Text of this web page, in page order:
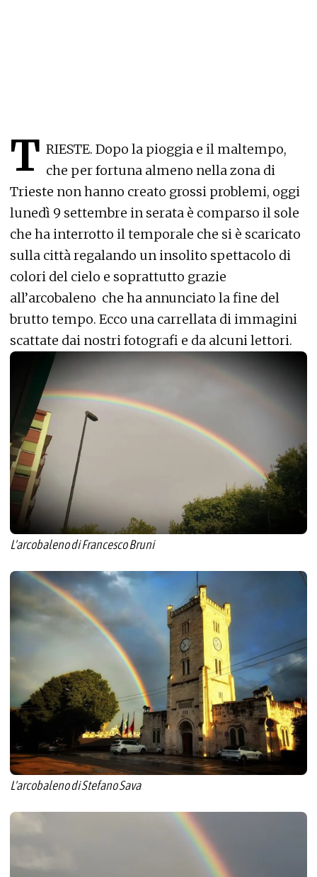
T RIESTE. Dopo la pioggia e il maltempo,
che per fortuna almeno nella zona di
Trieste non hanno creato grossi problemi, oggi
lunedì 9 settembre in serata è comparso il sole
che ha interrotto il temporale che si è scaricato
sulla città regalando un insolito spettacolo di
colori del cielo e soprattutto grazie
all’arcobaleno che ha annunciato la fine del
brutto tempo. Ecco una carrellata di immagini
scattate dai nostri fotografi e da alcuni lettori.
L'arcobaleno di Francesco Bruni
L'arcobaleno di Stefano Sava